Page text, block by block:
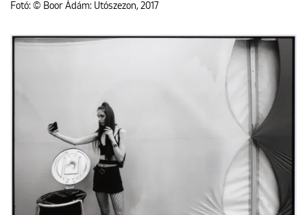
Fotó: © Boor Ádám: Utószezon, 2017